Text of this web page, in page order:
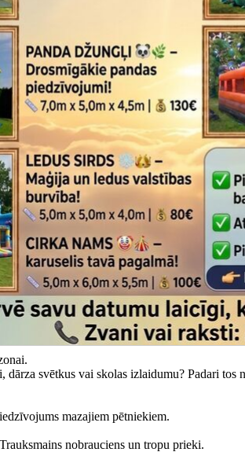
dārza svētkus vai skolas izlaidumu? Padari tos
mazajiem pētniekiem.
nobrauciens un tropu prieki.